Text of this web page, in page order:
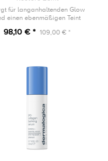
für langanhaltenden Glow
einen ebenmäßigen Teint
98,10 € * 109,00 € *